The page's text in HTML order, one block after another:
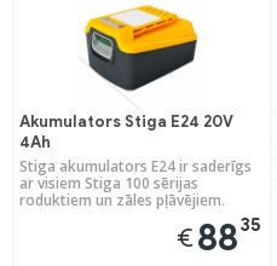
Akumulators Stiga E24 20V
4Ah
Stiga akumulators E24 ir saderīgs
ar visiem Stiga 100 sērijas
roduktiem un zāles pļāvējiem.
€8835